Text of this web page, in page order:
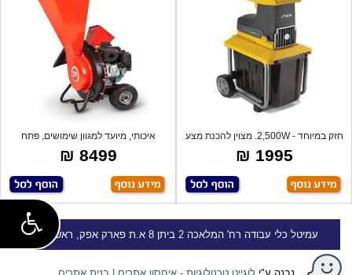
חזק במיוחד - 2,500W. מצוין להכנת מצע
וקו
1995 ₪
איכותי, מיועד למגוון שימושים, פתח
הזמנה
8499 ₪
עמיטל כלי עבודה רח' המלאכה 2 ביתן 8 א.ת פארק אפק, ראש העין